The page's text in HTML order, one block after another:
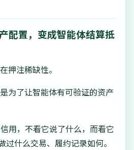
配置，变成智能体结算抵
押注稀缺性。
为了让智能体有可验证的资产
用，不看它说了什么，而看它
过什么交易、履约记录如何。